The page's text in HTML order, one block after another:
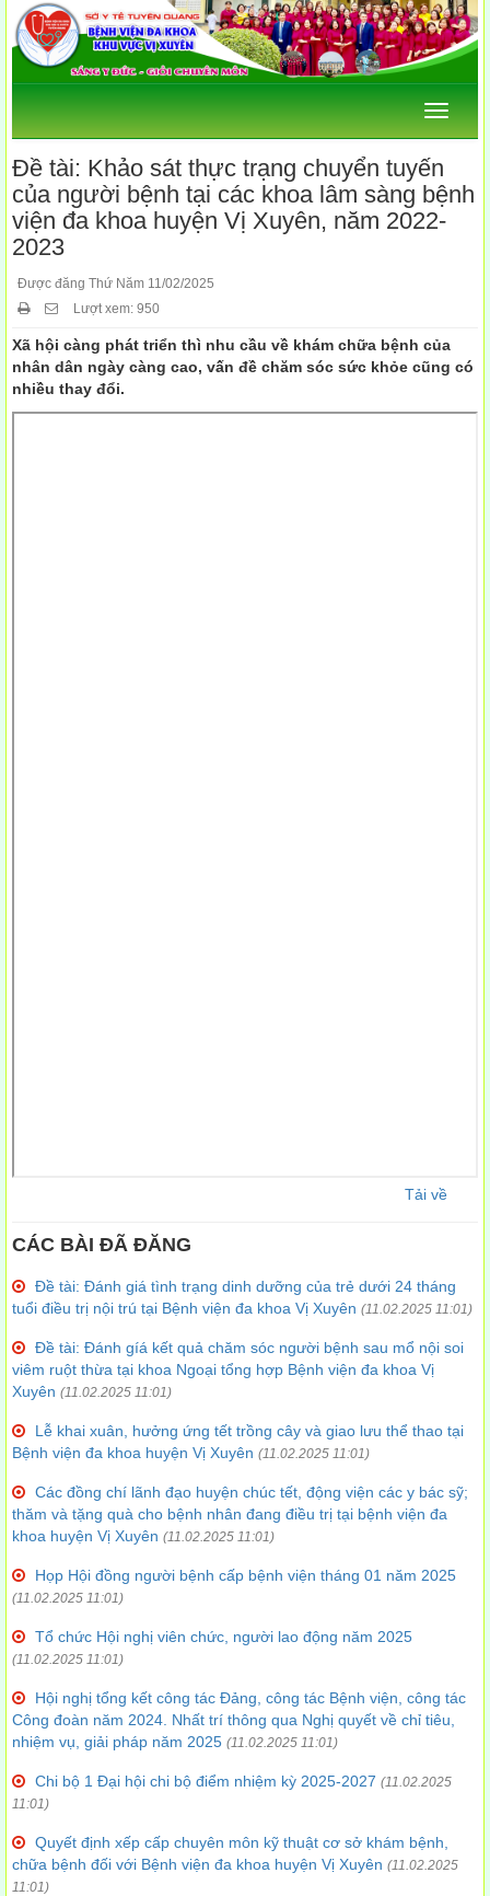
Menu
Đề tài: Khảo sát thực trạng chuyển tuyến
của người bệnh tại các khoa lâm sàng bệnh
viện đa khoa huyện Vị Xuyên, năm 2022-
2023
Được đăng Thứ Năm 11/02/2025
Lượt xem: 950
Xã hội càng phát triển thì nhu cầu về khám chữa bệnh của
nhân dân ngày càng cao, vấn đề chăm sóc sức khỏe cũng có
nhiều thay đổi.
Tải về
CÁC BÀI ĐÃ ĐĂNG
Đề tài: Đánh giá tình trạng dinh dưỡng của trẻ dưới 24 tháng
tuổi điều trị nội trú tại Bệnh viện đa khoa Vị Xuyên (11.02.2025 11:01)
Đề tài: Đánh gíá kết quả chăm sóc người bệnh sau mổ nội soi
viêm ruột thừa tại khoa Ngoại tổng hợp Bệnh viện đa khoa Vị
Xuyên (11.02.2025 11:01)
Lễ khai xuân, hưởng ứng tết trồng cây và giao lưu thể thao tại
Bệnh viện đa khoa huyện Vị Xuyên (11.02.2025 11:01)
Các đồng chí lãnh đạo huyện chúc tết, động viện các y bác sỹ;
thăm và tặng quà cho bệnh nhân đang điều trị tại bệnh viện đa
khoa huyện Vị Xuyên (11.02.2025 11:01)
Họp Hội đồng người bệnh cấp bệnh viện tháng 01 năm 2025
(11.02.2025 11:01)
Tổ chức Hội nghị viên chức, người lao động năm 2025
(11.02.2025 11:01)
Hội nghị tổng kết công tác Đảng, công tác Bệnh viện, công tác
Công đoàn năm 2024. Nhất trí thông qua Nghị quyết về chỉ tiêu,
nhiệm vụ, giải pháp năm 2025 (11.02.2025 11:01)
Chi bộ 1 Đại hội chi bộ điểm nhiệm kỳ 2025-2027 (11.02.2025
11:01)
Quyết định xếp cấp chuyên môn kỹ thuật cơ sở khám bệnh,
chữa bệnh đối với Bệnh viện đa khoa huyện Vị Xuyên (11.02.2025
11:01)